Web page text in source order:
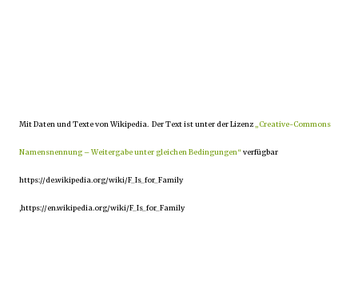
Mit Daten und Texte von Wikipedia. Der Text ist unter der Lizenz „Creative-Commons
Namensnennung – Weitergabe unter gleichen Bedingungen“verfügbar
https://de.wikipedia.org/wiki/F_Is_for_Family
,https://en.wikipedia.org/wiki/F_Is_for_Family